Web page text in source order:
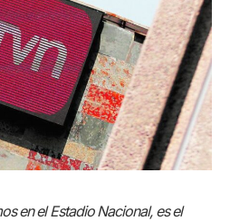
en el Estadio Nacional, es el